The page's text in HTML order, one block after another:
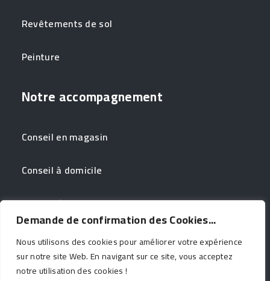
Demande de confirmation des Cookies...
Nous utilisons des cookies pour améliorer votre expérience
sur notre site Web. En navigant sur ce site, vous acceptez
notre utilisation des cookies !
Revêtements de sol
Peinture
Notre accompagnement
Conseil en magasin
Conseil à domicile
Couleur à domicile